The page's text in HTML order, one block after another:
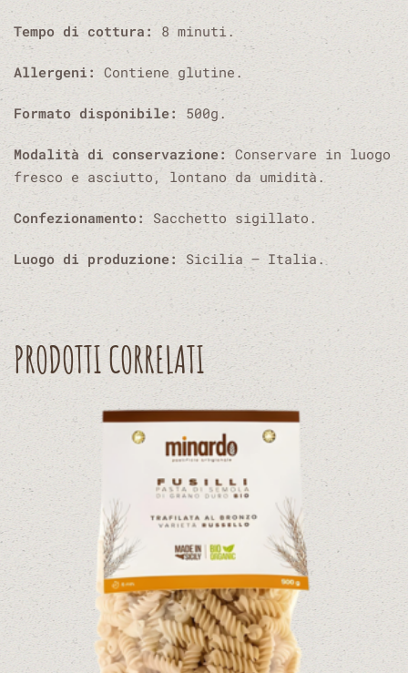
Tempo di cottura: 8 minuti.
Allergeni: Contiene glutine.
Formato disponibile: 500g.
Modalità di conservazione: Conservare in luogo
fresco e asciutto, lontano da umidità.
Confezionamento: Sacchetto sigillato.
Luogo di produzione: Sicilia – Italia.
PRODOTTI CORRELATI